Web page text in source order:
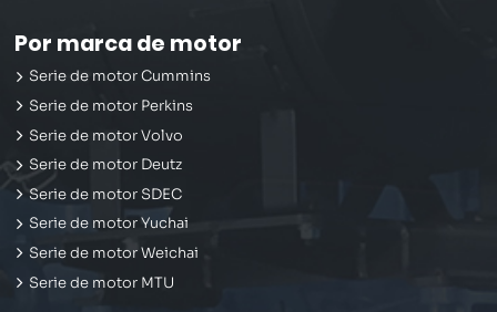
Por marca de motor
Serie de motor Cummins
Serie de motor Perkins
Serie de motor Volvo
Serie de motor Deutz
Serie de motor SDEC
Serie de motor Yuchai
Serie de motor Weichai
Serie de motor MTU